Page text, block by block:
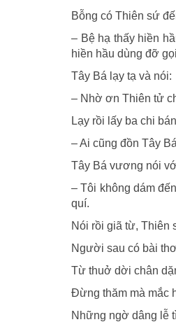
Bỗng có Thiên sứ
– Bệ hạ thấy hiền
hiền hầu dùng đỡ
Tây Bá lạy tạ và nói:
– Nhờ ơn Thiên tử
Lạy rồi lấy ba chi
– Ai cũng đồn Tây
Tây Bá vương nói
– Tôi không dám
quí.
Nói rồi giã từ, Thiên
Người sau có bài
Từ thuở dời chân
Ðừng thăm mà mắc
Những ngờ dâng lễ